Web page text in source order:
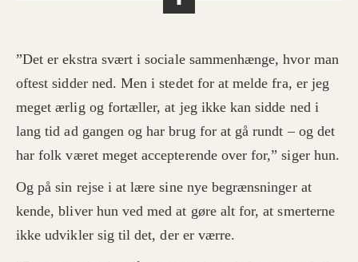
”Det er ekstra svært i sociale sammenhænge, hvor man
oftest sidder ned. Men i stedet for at melde fra, er jeg
meget ærlig og fortæller, at jeg ikke kan sidde ned i
lang tid ad gangen og har brug for at gå rundt – og det
har folk været meget accepterende over for,” siger hun.
Og på sin rejse i at lære sine nye begrænsninger at
kende, bliver hun ved med at gøre alt for, at smerterne
ikke udvikler sig til det, der er værre.